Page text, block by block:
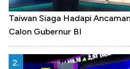
Taiwan Siaga Hadapi
Calon Gubernur BI
2.